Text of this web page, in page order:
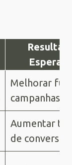
Melhorar
campanhas
Aumentar
de conversão